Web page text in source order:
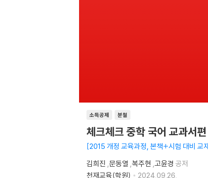
소득공제 분철
체크체크 중학 국어 교과
2015 개정 교육과정, 본책+시험 대비 교
김희진 ,문동열 ,복주현 ,고윤경 공저
천재교육(학원)
2024.09.26.